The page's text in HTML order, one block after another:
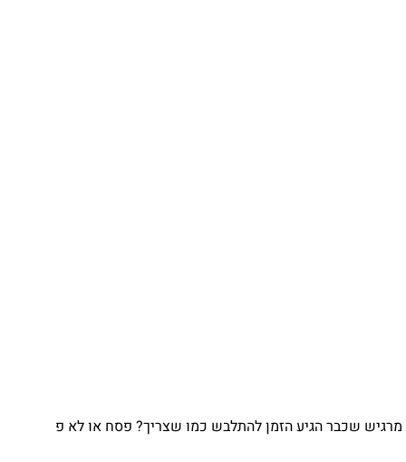
מרגיש שכבר הגיע הזמן להתלבש כמו שצריך? פסח או לא פ